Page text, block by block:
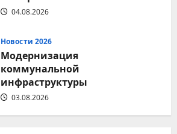
Новости 2026
Модернизация
инфраструктуры
03.08.2026
Новости 2026
Соблюдение правил
дорожного движения — залог